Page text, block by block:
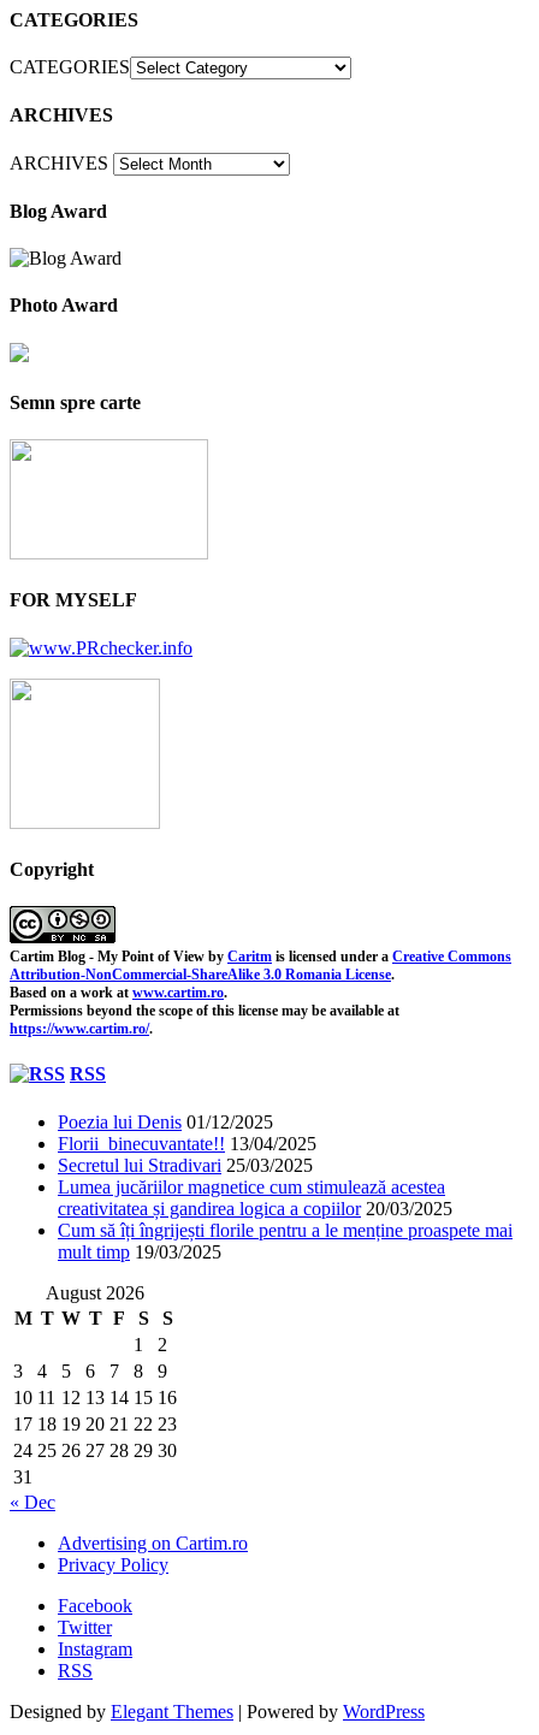
CATEGORIES
CATEGORIES
ARCHIVES
ARCHIVES
Blog Award
Photo Award
Semn spre carte
FOR MYSELF
Copyright
Cartim Blog - My Point of View by Caritm is licensed under a Creative Commons
Attribution-NonCommercial-ShareAlike 3.0 Romania License.
Based on a work at www.cartim.ro.
Permissions beyond the scope of this license may be available at
https://www.cartim.ro/.
RSS
Poezia lui Denis 01/12/2025
Florii binecuvantate!! 13/04/2025
Secretul lui Stradivari 25/03/2025
Lumea jucăriilor magnetice cum stimulează acestea
creativitatea și gandirea logica a copiilor 20/03/2025
Cum să îți îngrijești florile pentru a le menține proaspete mai
mult timp 19/03/2025
August 2026
M T W T F S
S
1
2
3
4 5 6 7 8
9
10 11 12 13 14 15 16
17 18 19 20 21 22 23
24 25 26 27 28 29 30
31
« Dec
Advertising on Cartim.ro
Privacy Policy
Facebook
Twitter
Instagram
RSS
Designed by Elegant Themes | Powered by WordPress